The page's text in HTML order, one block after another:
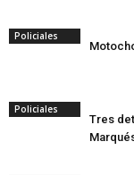
Policiales
Policiales
Tres